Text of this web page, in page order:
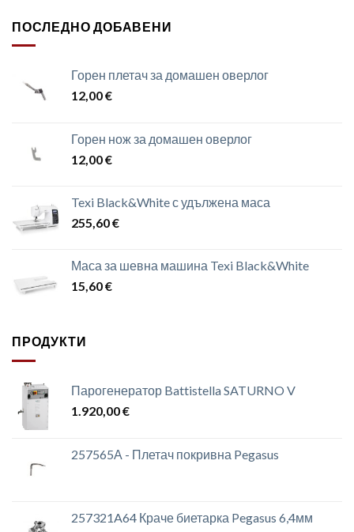
ПОСЛЕДНО ДОБАВЕНИ
Горен плетач за домашен оверлог
12,00€
Горен нож за домашен оверлог
12,00€
Texi Black&White с удължена маса
255,60€
Маса за шевна машина Texi Black&White
15,60€
ПРОДУКТИ
Парогенератор Battistella SATURNO V
1.920,00€
257565А - Плетач покривна Pegasus
257321A64 Краче биетарка Pegasus 6,4мм